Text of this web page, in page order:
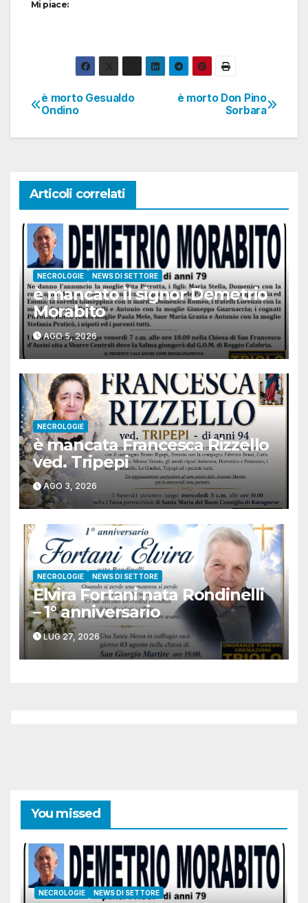
Mi piace:
Navigazione
articoli
è morto Don Pino
Sorbara
è morto Gesualdo
Ondino
Articoli correlati
NECROLOGIE NEWS DI SETTORE
è mancato il signor Demetrio
Morabito
AGO 5, 2026
NECROLOGIE
è mancata Francesca Rizzello
ved. Tripepi
AGO 3, 2026
NECROLOGIE NEWS DI SETTORE
Elvira Fortani nata Rondinelli
– 1° anniversario
LUG 27, 2026
You missed
NECROLOGIE NEWS DI SETTORE